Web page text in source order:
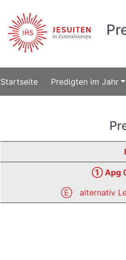
Startseite Predigten im Jahr
① Apg
Ⓔ alternativ